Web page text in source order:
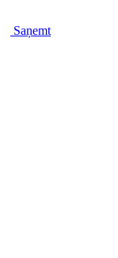
Saņemt